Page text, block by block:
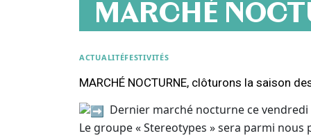
MARCHÉ
ACTUALITÉFESTIVITÉS
MARCHÉ NOCTURNE, clôturons la saison
Dernier marché nocturne ce
Le groupe « Stereotypes » sera parmi